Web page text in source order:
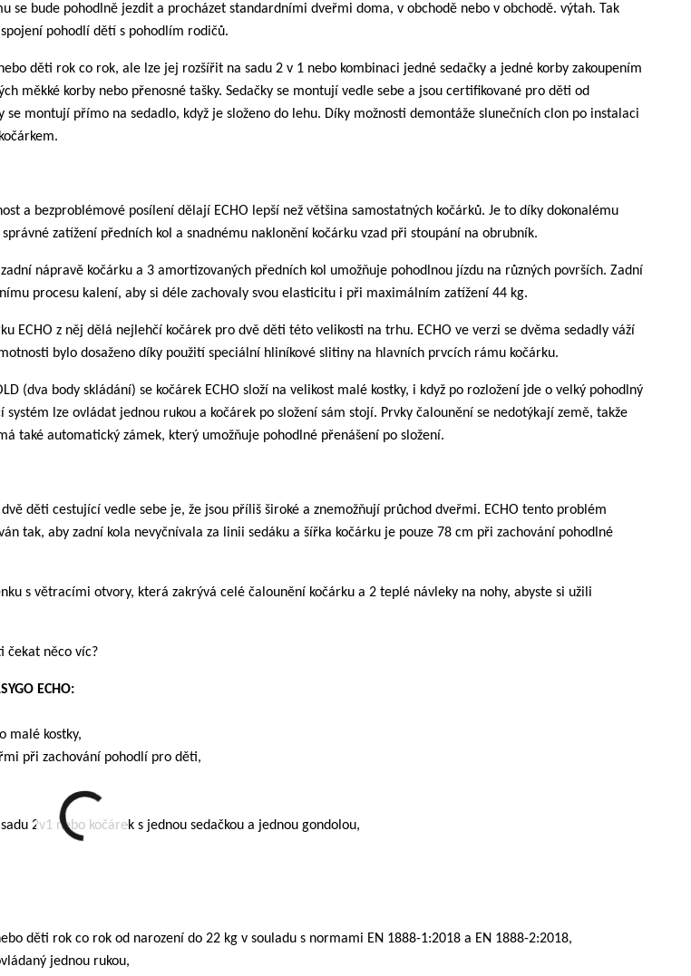
se bude pohodlně jezdit a procházet standardními dveřmi doma, v obchodě nebo v obchodě. výtah. Tak
spojení pohodlí dětí s pohodlím rodičů.
děti rok co rok, ale lze jej rozšířit na sadu 2 v 1 nebo kombinaci jedné sedačky a jedné korby zakoupením
měkké korby nebo přenosné tašky. Sedačky se montují vedle sebe a jsou certifikované pro děti od
se montují přímo na sedadlo, když je složeno do lehu. Díky možnosti demontáže slunečních clon po instalaci
a bezproblémové posílení dělají ECHO lepší než většina samostatných kočárků. Je to díky dokonalému
zatížení předních kol a snadnému naklonění kočárku vzad při stoupání na obrubník.
nápravě kočárku a 3 amortizovaných předních kol umožňuje pohodlnou jízdu na různých površích. Zadní
procesu kalení, aby si déle zachovaly svou elasticitu i při maximálním zatížení 44 kg.
ECHO z něj dělá nejlehčí kočárek pro dvě děti této velikosti na trhu. ECHO ve verzi se dvěma sedadly váží
bylo dosaženo díky použití speciální hliníkové slitiny na hlavních prvcích rámu kočárku.
(dva body skládání) se kočárek ECHO složí na velikost malé kostky, i když po rozložení jde o velký pohodlný
systém lze ovládat jednou rukou a kočárek po složení sám stojí. Prvky čalounění se nedotýkají země, takže
také automatický zámek, který umožňuje pohodlné přenášení po složení.
děti cestující vedle sebe je, že jsou příliš široké a znemožňují průchod dveřmi. ECHO tento problém
tak, aby zadní kola nevyčnívala za linii sedáku a šířka kočárku je pouze 78 cm při zachování pohodlné
s větracími otvory, která zakrývá celé čalounění kočárku a 2 teplé návleky na nohy, abyste si užili
čekat něco víc?
ECHO:
malé kostky,
při zachování pohodlí pro děti,
2v1 nebo kočárek s jednou sedačkou a jednou gondolou,
děti rok co rok od narození do 22 kg v souladu s normami EN 1888-1:2018 a EN 1888-2:2018,
jednou rukou,